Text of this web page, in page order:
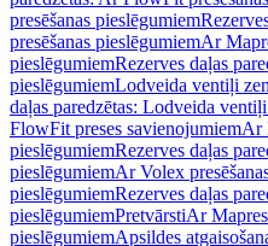
presēšanas pieslēgumiem
presēšanas pieslēgumiemAr
pieslēgumiemRezerves daļas
pieslēgumiemLodveida ventiļi
daļas paredzētas: Lodveida
FlowFit preses savienojumiemAr
pieslēgumiemRezerves daļas
pieslēgumiemAr Volex
pieslēgumiemRezerves daļas
pieslēgumiemPretvārstiAr
pieslēgumiemApsildes